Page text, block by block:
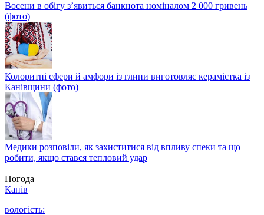
Восени в обігу з’явиться банкнота номіналом 2 000 гривень
(фото)
Колоритні сфери й амфори із глини виготовляє керамістка із
Канівщини (фото)
Медики розповіли, як захиститися від впливу спеки та що
робити, якщо стався тепловий удар
Погода
Канів
вологість: